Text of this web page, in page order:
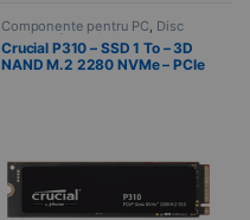
Componente pentru PC, Disc
NVMe ,Informatică
Crucial P310 – SSD 1 To – 3D
NAND M.2 2280 NVMe – PCIe